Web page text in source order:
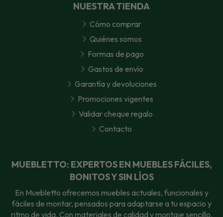
MUEBLETTO: EXPERTOS EN MUEBLES FÁCILES,
BONITOS Y SIN LÍOS
En Muebletto ofrecemos muebles actuales, funcionales y
fáciles de montar, pensados para adaptarse a tu espacio y
ritmo de vida. Con materiales de calidad y montaje sencillo,
NUESTRA TIENDA
Cómo comprar
Quiénes somos
Formas de pago
Gastos de envío
Garantía y devoluciones
Promociones vigentes
Validar cheque regalo
Contacto